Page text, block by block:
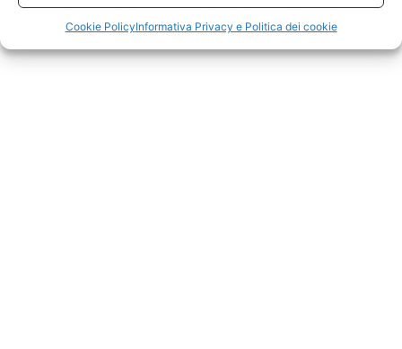
Cookie PolicyInformativa Privacy e Politica dei cookie